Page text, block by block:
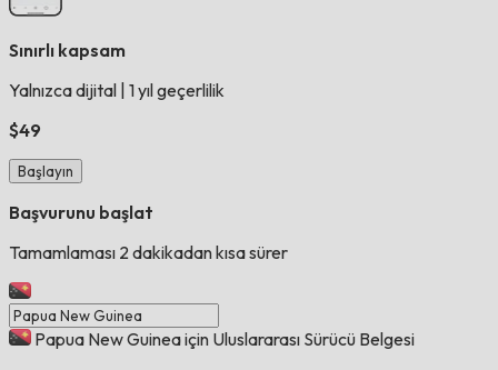
Sınırlı kapsam
Yalnızca dijital 1 yıl geçerlilik
$49
Başlayın
Başvurunu başlat
Tamamlaması 2 dakikadan kısa sürer
Papua New Guinea için Uluslararası Sürücü Belgesi